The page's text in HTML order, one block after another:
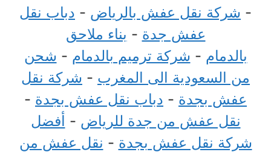
- شركة نقل عفش بالرياض - دباب نقل
عفش جدة - بناء ملاحق
بالدمام - شركة ترميم بالدمام - شحن
من السعودية الى المغرب - شركة نقل
عفش بجدة - دباب نقل عفش بجدة -
نقل عفش من جدة للرياض - أفضل
شركة نقل عفش بجدة - نقل عفش من